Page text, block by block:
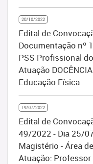
20/10/2022
Edital de
Documentação nº
PSS Profissional
Atuação
Educação Física
19/07/2022
Edital de
49/2022 - Dia 25/
Magistério - Área
Atuação: